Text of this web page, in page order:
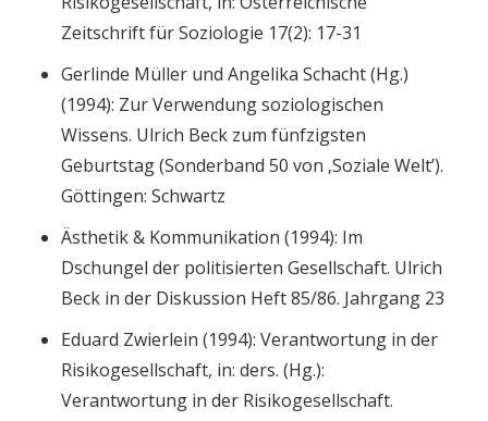
Zeitschrift für Soziologie 17(2): 17-31
Gerlinde Müller und Angelika Schacht (Hg.)
(1994): Zur Verwendung soziologischen
Wissens. Ulrich Beck zum fünfzigsten
Geburtstag (Sonderband 50 von ‚Soziale Welt’).
Göttingen: Schwartz
Ästhetik & Kommunikation (1994): Im
Dschungel der politisierten Gesellschaft. Ulrich
Beck in der Diskussion Heft 85/86. Jahrgang 23
Eduard Zwierlein (1994): Verantwortung in der
Risikogesellschaft, in: ders. (Hg.):
Verantwortung in der Risikogesellschaft.